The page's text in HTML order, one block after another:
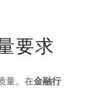
要求
量。在金融行